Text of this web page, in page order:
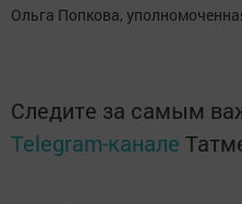
Ольга Попкова,
Следите за самым
Telegram-канале